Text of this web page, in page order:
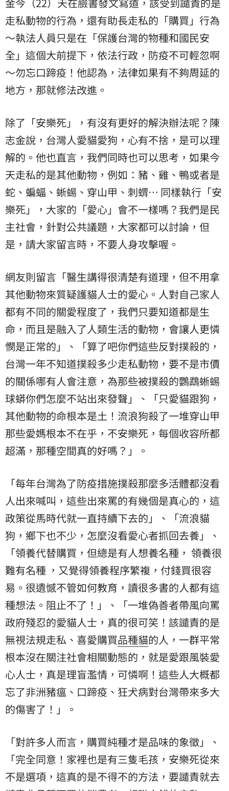
走私動物的行為，還有助長走私的「購買」行為
～執法人員只是在「保護台灣的物種和國民安
全」這個大前提下，依法行政，防疫不可輕忽啊
～勿忘口蹄疫！他認為，法律如果有不夠周延的
地方，那就修法改進。
除了「安樂死」，有沒有更好的解決辦法呢？陳
志金說，台灣人愛貓愛狗，心有不捨，是可以理
解的。他也直言，我們同時也可以思考，如果今
天走私的是其他動物，例如：豬、雞、鴨或者是
蛇、蝙蝠、蜥蜴、穿山甲、刺蝟… 同樣執行「安
樂死」，大家的「愛心」會不一樣嗎？我們是民
主社會，針對公共議題，大家都可以討論，但
是，請大家留言時，不要人身攻擊喔。
網友則留言「醫生講得很清楚有道理，但不用拿
其他動物來質疑護貓人士的愛心。人對自己家人
都有不同的關愛程度了，我們只要知道都是生
命，而且是融入了人類生活的動物，會讓人更憐
憫是正常的」、「算了吧你們這些反對撲殺的，
台灣一年不知道撲殺多少走私動物，要不是市價
的關係哪有人會注意，為那些被撲殺的鸚鵡蜥蜴
球蟒你們怎麼不站出來發聲」、「只愛貓跟狗，
其他動物的命根本是土！流浪狗殺了一堆穿山甲
那些愛媽根本不在乎，不安樂死，每個收容所都
超滿，那種空間真的好嗎？」。
「每年台灣為了防疫措施撲殺那麼多活體都沒看
人出來喊叫，這些出來罵的有幾個是真心的，這
政策從馬時代就一直持續下去的」、「流浪貓
狗，鄉下也不少，怎麼沒看愛心者抓回去養」、
「領養代替購買，但總是有人想養名種， 領養很
難有名種 ，又覺得領養程序繁複，付錢買很容
易。很遺憾不管如何教育，讀很多書的人都有這
種想法。阻止不了！」、「一堆偽善者帶風向罵
政府殘忍的愛貓人士，真的很可笑！該譴責的是
無視法規走私、喜愛購買品種貓的人，一群平常
根本沒在關注社會相關動態的，就是愛跟風裝愛
心人士，真是理盲濫情，可憐啊！這些人大概都
忘了非洲豬瘟、口蹄疫、狂犬病對台灣帶來多大
的傷害了！」。
「對許多人而言，購買純種才是品味的象徵」、
「完全同意！家裡也是有三隻毛孩，安樂死從來
不是選項，這真的是不得不的方法，要譴責就去